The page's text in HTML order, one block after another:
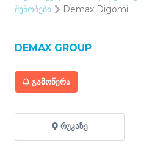
შენობები
Demax Digomi
DEMAX GROUP
ᲒᲐᲛᲝᲬᲔᲠᲐ
ᲠᲣᲙᲐᲖᲔ